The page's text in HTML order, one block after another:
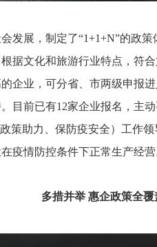
展，制定了“1+1+N”的政策
据文化和旅游行业特点，符
企业，可分省、市两级申报
目前已有12家企业报名，主
策助力、保防疫安全）工作
疫情防控条件下正常生产经营
多措并举 惠企政策全覆